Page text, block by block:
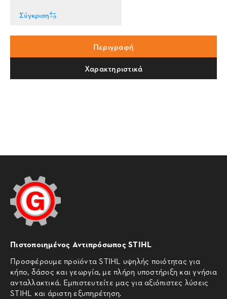
Σύγκριση
Περιγραφή
Χαρακτηριστικά
Πιστοποιημένος Αντιπρόσωπος STIHL
Προσφέρουμε προϊόντα STIHL υψηλής ποιότητας για
κήπο, δάσος και γεωργία, με πλήρη υποστήριξη και γνήσια
ανταλλακτικά. Εμπιστευτείτε μας για αξιόπιστες λύσεις
STIHL και άριστη εξυπηρέτηση.